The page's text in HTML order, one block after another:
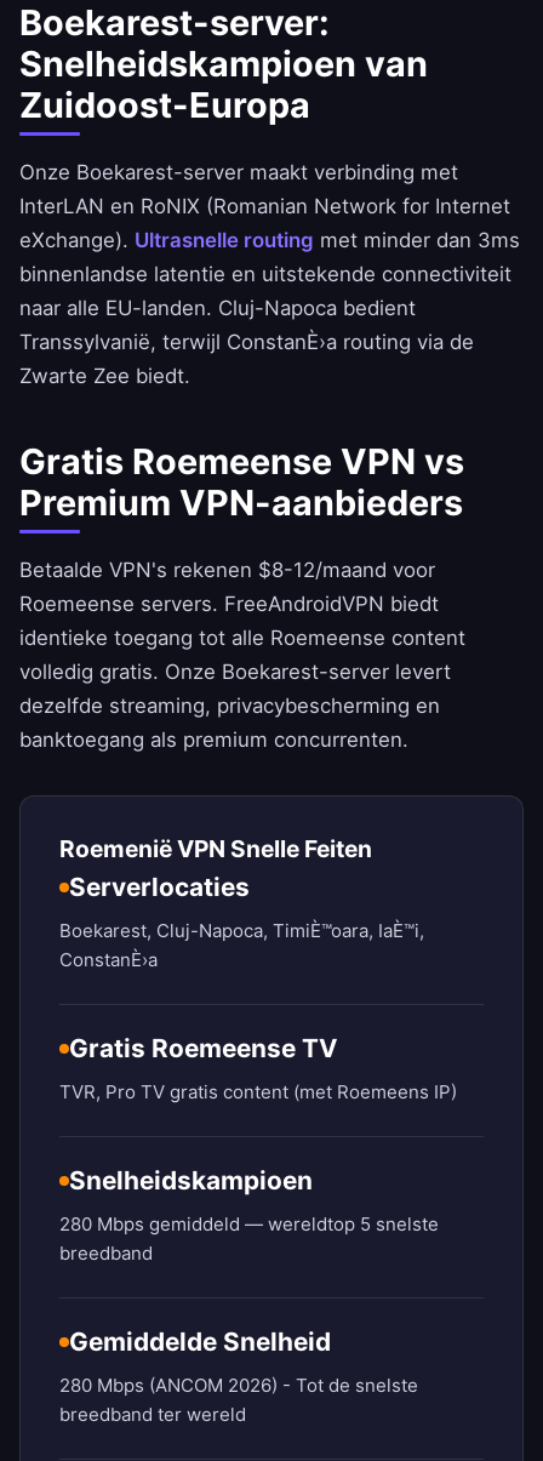
Boekarest-server:
Snelheidskampioen van
Zuidoost-Europa
Onze Boekarest-server maakt verbinding met
InterLAN en RoNIX (Romanian Network for Internet
eXchange). Ultrasnelle routing met minder dan 3ms
binnenlandse latentie en uitstekende connectiviteit
naar alle EU-landen. Cluj-Napoca bedient
Transsylvanië, terwijl ConstanÈ›a routing via de
Zwarte Zee biedt.
Gratis Roemeense VPN vs
Premium VPN-aanbieders
Betaalde VPN's rekenen $8-12/maand voor
Roemeense servers. FreeAndroidVPN biedt
identieke toegang tot alle Roemeense content
volledig gratis. Onze Boekarest-server levert
dezelfde streaming, privacybescherming en
banktoegang als premium concurrenten.
Roemenië VPN Snelle Feiten
Serverlocaties
Boekarest, Cluj-Napoca, TimiÈ™oara, IaÈ™i,
ConstanÈ›a
Gratis Roemeense TV
TVR, Pro TV gratis content (met Roemeens IP)
Snelheidskampioen
280 Mbps gemiddeld — wereldtop 5 snelste
breedband
Gemiddelde Snelheid
280 Mbps (ANCOM 2026) - Tot de snelste
breedband ter wereld